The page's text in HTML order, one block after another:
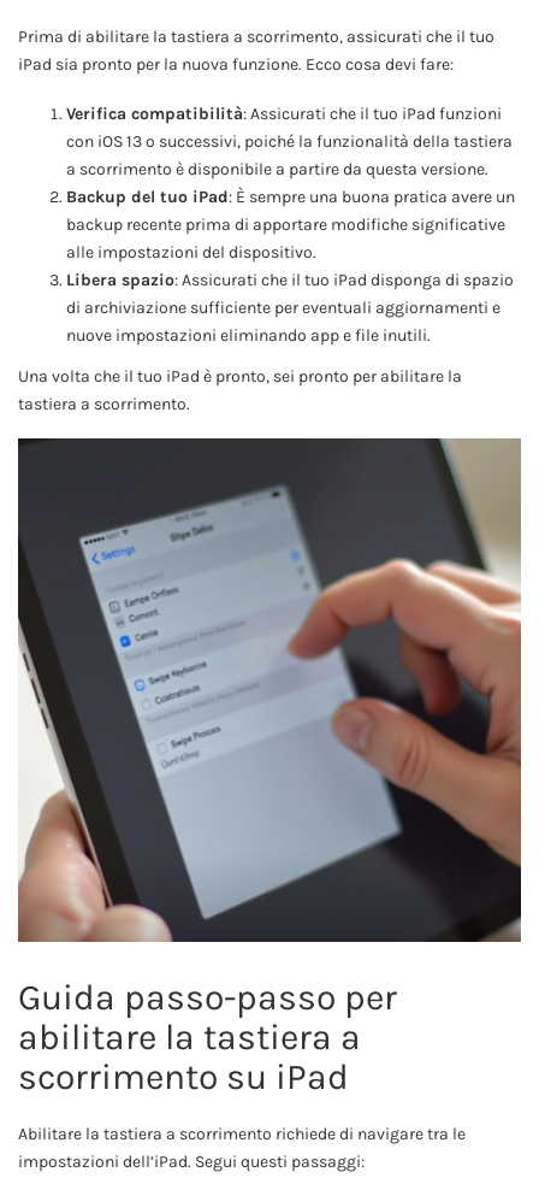
Prima di abilitare la tastiera a scorrimento, assicurati che il tuo
iPad sia pronto per la nuova funzione. Ecco cosa devi fare:
Verifica compatibilità: Assicurati che il tuo iPad funzioni
con iOS 13 o successivi, poiché la funzionalità della tastiera
a scorrimento è disponibile a partire da questa versione.
Backup del tuo iPad: È sempre una buona pratica avere un
backup recente prima di apportare modifiche significative
alle impostazioni del dispositivo.
Libera spazio: Assicurati che il tuo iPad disponga di spazio
di archiviazione sufficiente per eventuali aggiornamenti e
nuove impostazioni eliminando app e file inutili.
Una volta che il tuo iPad è pronto, sei pronto per abilitare la
tastiera a scorrimento.
Guida passo-passo per
abilitare la tastiera a
scorrimento su iPad
Abilitare la tastiera a scorrimento richiede di navigare tra le
impostazioni dell’iPad. Segui questi passaggi: